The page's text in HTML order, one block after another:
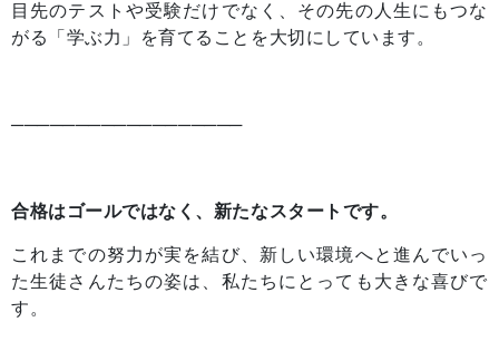
目先のテストや受験だけでなく、その先の人生にもつな
がる「学ぶ力」を育てることを大切にしています。
──────────────────
合格はゴールではなく、新たなスタートです。
これまでの努力が実を結び、新しい環境へと進んでいっ
た生徒さんたちの姿は、私たちにとっても大きな喜びで
す。